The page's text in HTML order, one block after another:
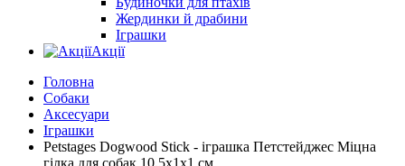
Жердинки й драбини
Іграшки
Акції
Головна
Собаки
Аксесуари
Іграшки
Petstages Dogwood Stick - іграшка Петстейджес Міцна